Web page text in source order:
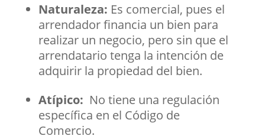
Naturaleza: Es comercial, pues el
arrendador financia un bien para
realizar un negocio, pero sin que el
arrendatario tenga la intención de
adquirir la propiedad del bien.
Atípico: No tiene una regulación
específica en el Código de
Comercio.